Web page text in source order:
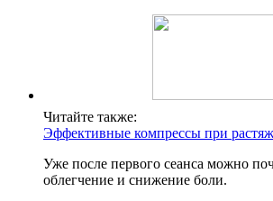
Читайте также:
Эффективные компрессы при
Уже после первого сеанса можно
облегчение и снижение боли.